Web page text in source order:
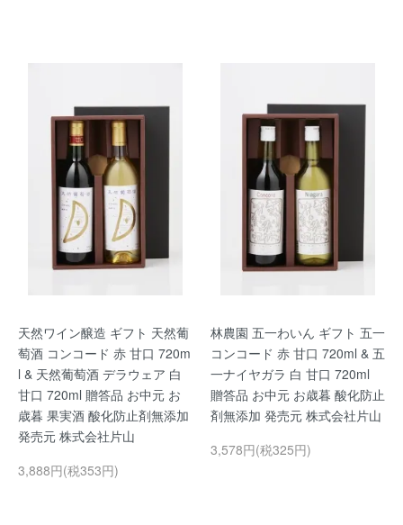
天然ワイン醸造 ギフト 天然葡
萄酒 コンコード 赤 甘口 720m
l & 天然葡萄酒 デラウェア 白
甘口 720ml 贈答品 お中元 お
歳暮 果実酒 酸化防止剤無添加
発売元 株式会社片山
3,888円(税353円)
林農園 五一わいん ギフト 五一
コンコード 赤 甘口 720ml & 五
一ナイヤガラ 白 甘口 720ml
贈答品 お中元 お歳暮 酸化防止
剤無添加 発売元 株式会社片山
3,578円(税325円)